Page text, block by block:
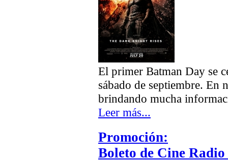
El primer Batman Day se
sábado de septiembre. En
brindando mucha
Leer más...
Promoción:
Boleto de Cine